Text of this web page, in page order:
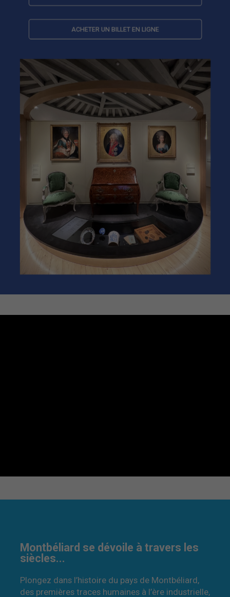
ACHETER UN BILLET EN LIGNE
Montbéliard se dévoile à travers les
siècles...
Plongez dans l’histoire du pays de Montbéliard,
des premières traces humaines à l’ère industrielle,